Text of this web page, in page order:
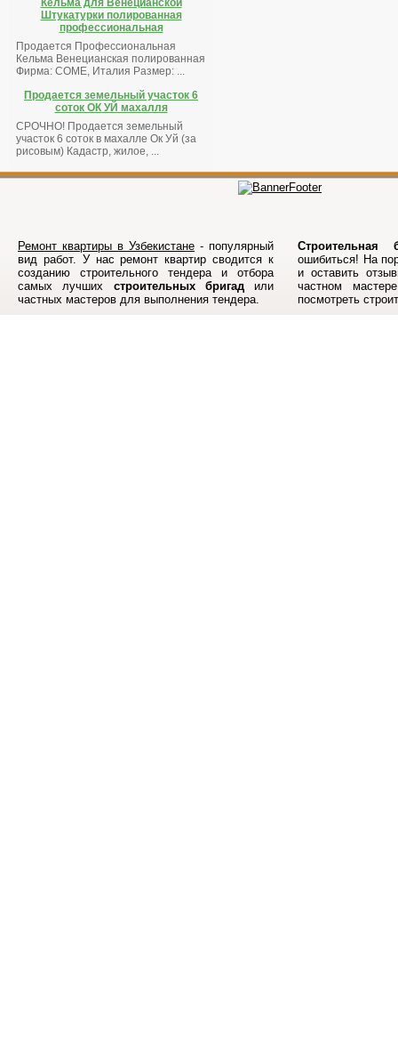
Кельма для Венецианской
Штукатурки полированная
профессиональная
Продается Профессиональная
Кельма Венецианская полированная
Фирма: COME, Италия Размер: ...
Продается земельный участок 6
соток ОК УЙ махалля
СРОЧНО! Продается земельный
участок 6 соток в махалле Ок Уй (за
рисовым) Кадастр, жилое, ...
Ремонт квартиры в Узбекистане - популярный
вид работ. У нас ремонт квартир сводится к
созданию строительного тендера и отбора
самых лучших строительных бригадили
частных мастеров для выполнения тендера.
Строительная
ошибиться! На
и оставить
частном
посмотреть